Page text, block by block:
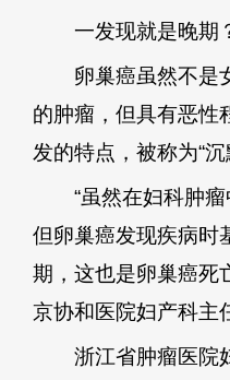
一发现就是晚期
卵巢癌虽然不是
的肿瘤，但具有恶性
发的特点，被称为“沉
“虽然在妇科肿瘤
但卵巢癌发现疾病时
期，这也是卵巢癌死
京协和医院妇产科主
浙江省肿瘤医院